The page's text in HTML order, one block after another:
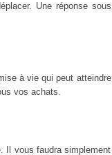
Une réponse sous
à vie qui peut atteindre
vos achats.
Il vous faudra simplement